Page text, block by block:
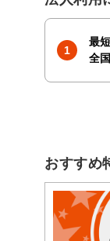
最
全
おすすめ